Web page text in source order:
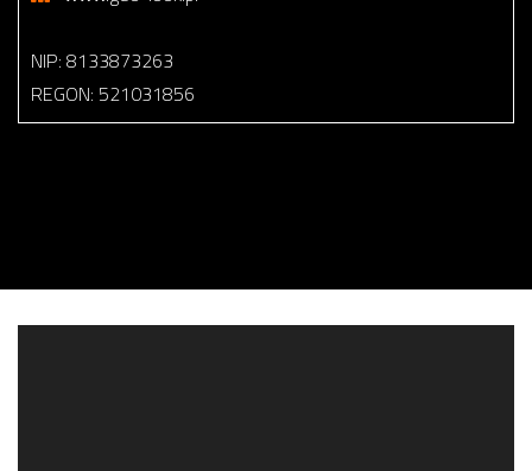
NIP: 8133873263
REGON: 521031856